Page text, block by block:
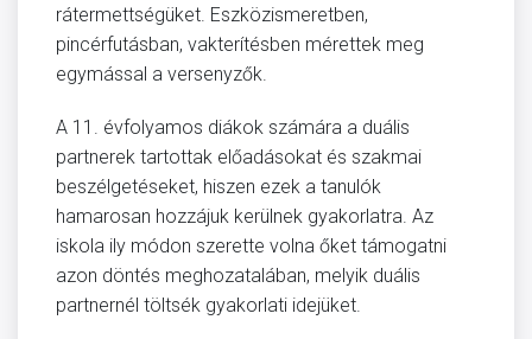
rátermettségüket. Eszközismeretben,
pincérfutásban, vakterítésben mérettek meg
egymással a versenyzők.
A 11. évfolyamos diákok számára a duális
partnerek tartottak előadásokat és szakmai
beszélgetéseket, hiszen ezek a tanulók
hamarosan hozzájuk kerülnek gyakorlatra. Az
iskola ily módon szerette volna őket támogatni
azon döntés meghozatalában, melyik duális
partnernél töltsék gyakorlati idejüket.